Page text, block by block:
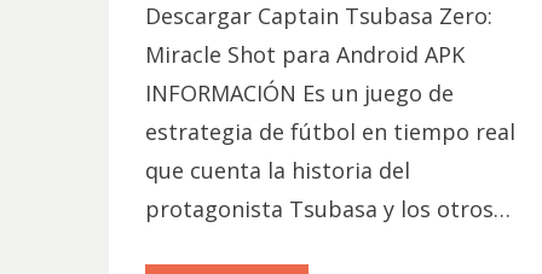
Descargar Captain Tsubasa Zero:
Miracle Shot para Android APK
INFORMACIÓN Es un juego de
estrategia de fútbol en tiempo real
que cuenta la historia del
protagonista Tsubasa y los otros…